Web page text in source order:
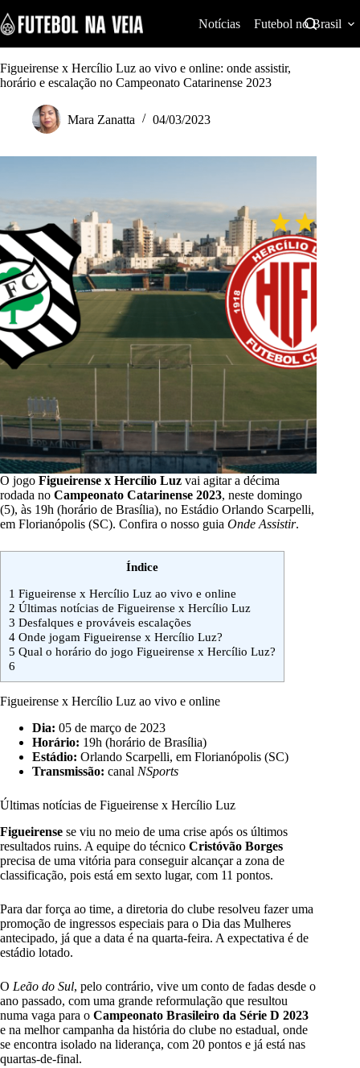
k
i
p
t
o
Notícias Futebol no Brasil
Figueirense x Hercílio Luz ao vivo e online: onde assistir,
horário e escalação no Campeonato Catarinense 2023
Mara Zanatta 04/03/2023
O jogo Figueirense x Hercílio Luz vai agitar a décima
rodada no Campeonato Catarinense 2023, neste domingo
(5), às 19h (horário de Brasília), no Estádio Orlando Scarpelli,
em Florianópolis (SC). Confira o nosso guia Onde Assistir.
Índice
1 Figueirense x Hercílio Luz ao vivo e online
2 Últimas notícias de Figueirense x Hercílio Luz
3 Desfalques e prováveis escalações
4 Onde jogam Figueirense x Hercílio Luz?
5 Qual o horário do jogo Figueirense x Hercílio Luz?
6
Figueirense x Hercílio Luz ao vivo e online
Dia: 05 de março de 2023
Horário: 19h (horário de Brasília)
Estádio: Orlando Scarpelli, em Florianópolis (SC)
Transmissão: canal NSports
Últimas notícias de Figueirense x Hercílio Luz
Figueirense se viu no meio de uma crise após os últimos
resultados ruins. A equipe do técnico Cristóvão Borges
precisa de uma vitória para conseguir alcançar a zona de
classificação, pois está em sexto lugar, com 11 pontos.
Para dar força ao time, a diretoria do clube resolveu fazer uma
promoção de ingressos especiais para o Dia das Mulheres
antecipado, já que a data é na quarta-feira. A expectativa é de
estádio lotado.
O Leão do Sul, pelo contrário, vive um conto de fadas desde o
ano passado, com uma grande reformulação que resultou
numa vaga para o Campeonato Brasileiro da Série D 2023
e na melhor campanha da história do clube no estadual, onde
se encontra isolado na liderança, com 20 pontos e já está nas
quartas-de-final.